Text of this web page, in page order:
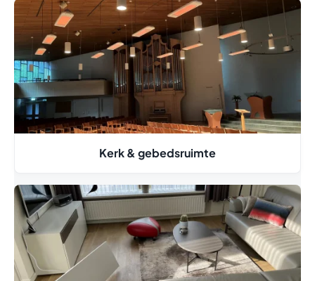
Kerk & gebedsruimte